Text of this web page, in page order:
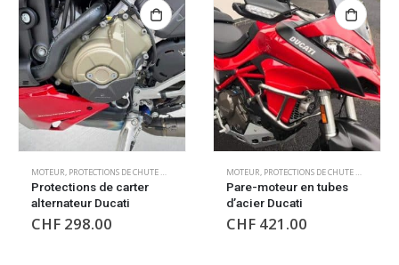
MOTEUR, PROTECTIONS DE CHUTE MOTEUR
Protections de carter
alternateur Ducati
CHF 298.00
MOTEUR, PROTECTIONS DE CHUTE MOTEUR
Pare-moteur en tubes
d’acier Ducati
CHF 421.00